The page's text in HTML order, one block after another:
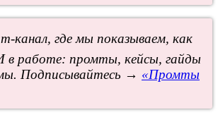
канал, где мы показываем, как
в работе: промты, кейсы, гайды
Подписывайтесь → «Промты